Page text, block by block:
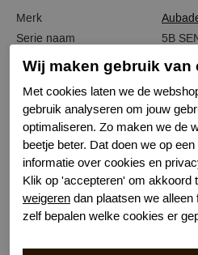
Merk
Serie naam
5B
Leveranciercode
Bestelcode
Kleur
Rood
Materiaal
Sluiting
Wasvoorschrift
Nachtmode
Kenmerk
Niet
Kenmerk
Wij maken gebruik van
Met cookies laten we de
gebruik analyseren om jouw
optimaliseren. Zo maken we de
beetje beter. Dat doen we op
informatie over cookies en
Klik op 'accepteren' om akkoord
weigeren dan plaatsen we
zelf bepalen welke cookies er